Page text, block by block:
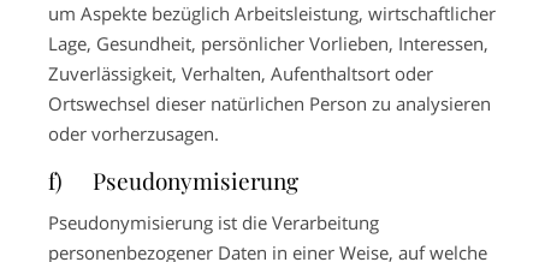
um Aspekte bezüglich Arbeitsleistung, wirtschaftlicher
Lage, Gesundheit, persönlicher Vorlieben, Interessen,
Zuverlässigkeit, Verhalten, Aufenthaltsort oder
Ortswechsel dieser natürlichen Person zu analysieren
oder vorherzusagen.
f) Pseudonymisierung
Pseudonymisierung ist die Verarbeitung
personenbezogener Daten in einer Weise, auf welche